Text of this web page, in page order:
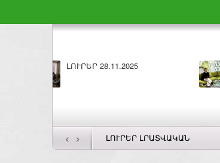
Բարի լույս 27.11.2025
‹ › ԼՈՒՐԵՐ ԼՐԱՏՎԱԿԱՆ